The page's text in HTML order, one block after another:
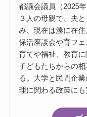
都議会議員（2025年
３人の母親で、夫
み、現在は湊に在住
保活座談会や育フ
育てや福祉、教育
子どもたちからの
る。大学と民間企
理に関わる政策にも